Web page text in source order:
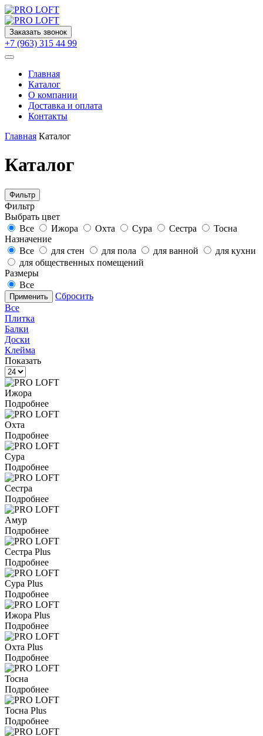
Заказать звонок
+7 (963) 315 44 99
Главная
Каталог
О компании
Доставка и оплата
Контакты
Главная Каталог
Каталог
Фильтр
Фильтр
Выбрать цвет
Все
Ижора Охта Сура Сестра
Тосна
Назначение
Все
для стен для пола для ванной
для кухни
для общественных помещений
Размеры
Все
Применить
Сбросить
Все
Плитка
Балки
Доски
Клейма
Показать
Ижора
Подробнее
Охта
Подробнее
Сура
Подробнее
Сестра
Подробнее
Амур
Подробнее
Сестра Plus
Подробнее
Сура Plus
Подробнее
Ижора Plus
Подробнее
Охта Plus
Подробнее
Тосна
Подробнее
Тосна Plus
Подробнее